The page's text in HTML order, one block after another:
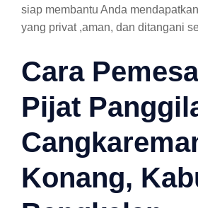
siap membantu Anda
yang privat ,aman, dan ditangani
Cara
Pijat
Konang,